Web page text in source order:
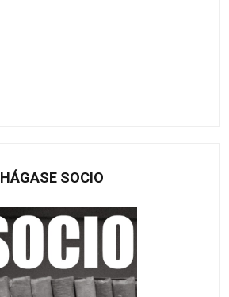
HÁGASE SOCIO